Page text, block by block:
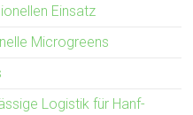
Einsatz
Microgreens
Logistik für Hanf-